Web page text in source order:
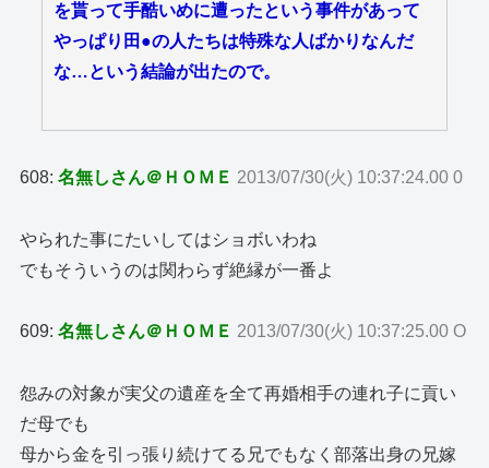
を貰って手酷いめに遭ったという事件があって
やっぱり田●の人たちは特殊な人ばかりなんだ
な…という結論が出たので。
608:名無しさん＠ＨＯＭＥ 2013/07/30(火) 10:37:24.00 0
やられた事にたいしてはショボいわね
でもそういうのは関わらず絶縁が一番よ
609:名無しさん＠ＨＯＭＥ 2013/07/30(火) 10:37:25.00 O
怨みの対象が実父の遺産を全て再婚相手の連れ子に貢い
だ母でも
母から金を引っ張り続けてる兄でもなく部落出身の兄嫁